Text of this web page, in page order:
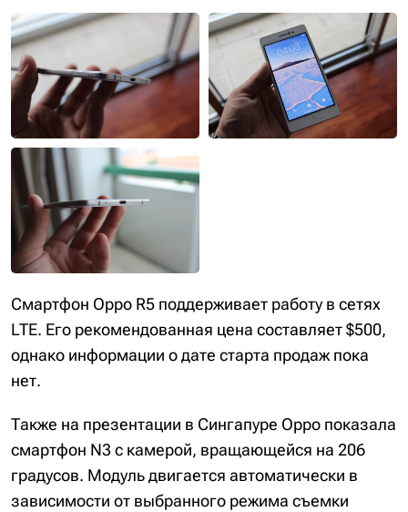
Смартфон Oppo R5 поддерживает работу в сетях
LTE. Его рекомендованная цена составляет $500,
однако информации о дате старта продаж пока
нет.
Также на презентации в Сингапуре Oppo показала
смартфон N3 с камерой, вращающейся на 206
градусов. Модуль двигается автоматически в
зависимости от выбранного режима съемки